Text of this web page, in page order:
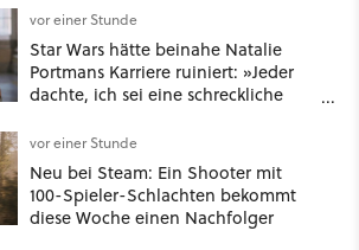
vor einer Stunde
Star Wars hätte beinahe Natalie
Portmans Karriere ruiniert: »Jeder
dachte, ich sei eine schreckliche
vor einer Stunde
Neu bei Steam: Ein Shooter mit
100-Spieler-Schlachten bekommt
diese Woche einen Nachfolger